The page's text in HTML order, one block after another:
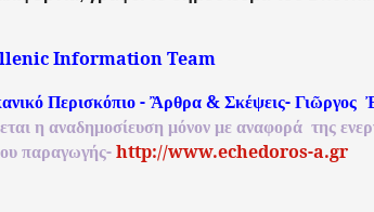
Information Team
Περισκόπιο - Ἂρθρα & Σκέψεις- Γιῶργος
η αναδημοσίευση μόνον με αναφορά της
παραγωγής-http://www.echedoros-a.gr